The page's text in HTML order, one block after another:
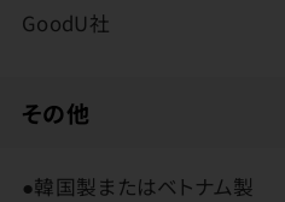
GoodU社
その他
●韓国製またはベトナム製